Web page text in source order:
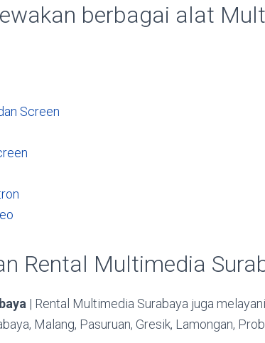
berbagai alat
Screen
Rental Multimedia
| Rental Multimedia Surabaya juga
Malang, Pasuruan, Gresik, Lamongan,